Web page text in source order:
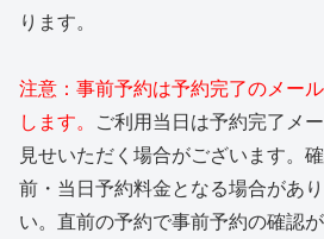
ります。
注意：事前予約は予約完了のメー
します。 ご利用当日は予約完了メ
見せいただく場合がございます。
前・当日予約料金となる場合があ
い。直前の予約で事前予約の確認